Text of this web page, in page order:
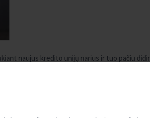
naujus kredito unijų narius ir tuo pačiu
turi būti užbaigta kredito unijų
grupės. Kartu bus didinamas vidutinis
išnaudojant sparčiai tobulėjančias